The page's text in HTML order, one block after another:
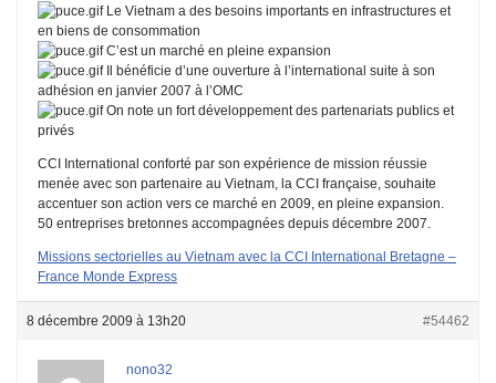
Le Vietnam a des besoins importants en infrastructures et
en biens de consommation
C’est un marché en pleine expansion
Il bénéficie d’une ouverture à l’international suite à son
adhésion en janvier 2007 à l’OMC
On note un fort développement des partenariats publics et
privés
CCI International conforté par son expérience de mission réussie
menée avec son partenaire au Vietnam, la CCI française, souhaite
accentuer son action vers ce marché en 2009, en pleine expansion.
50 entreprises bretonnes accompagnées depuis décembre 2007.
Missions sectorielles au Vietnam avec la CCI International Bretagne –
France Monde Express
8 décembre 2009 à 13h20 #54462
nono32